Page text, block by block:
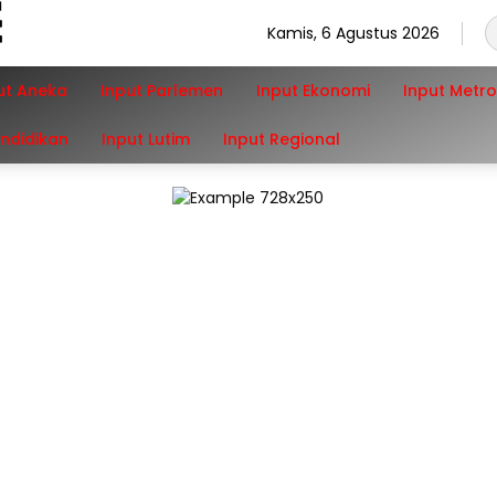
Kamis, 6 Agustus 2026
Aneka Input Parlemen Input Ekonomi Input Metro
Input Lutim Input Regional